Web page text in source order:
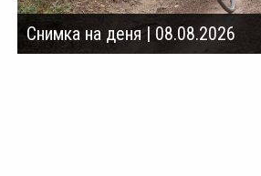
Снимка на деня | 08.08.2026